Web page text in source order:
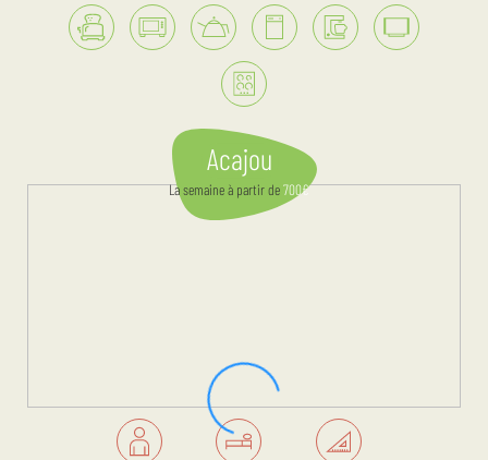
Acajou
La semaineà partir de700€